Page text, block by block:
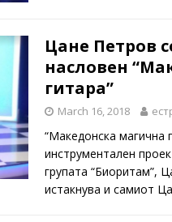
Цане Петров
насловен
гитара”
March 16, 2018
“Македонска магична
инструментален
групата “Биоритам”,
истакнува и самиот